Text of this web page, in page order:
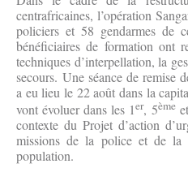
centrafricaines, l’opération
policiers et 58 gendarmes de
bénéficiaires de formation ont
techniques d’interpellation, la
secours. Une séance de remise
a eu lieu le 22 août dans la
vont évoluer dans les 1er, 5ème
contexte du Projet d’action
missions de la police et de la
population.